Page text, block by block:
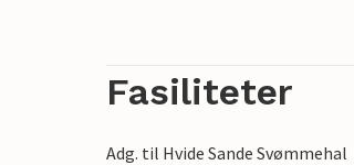
Du kan også nyte et
fotball eller badminton og
Husets beliggenhet, på
Fasiliteter
Adg. til Hvide Sande Svømmehal